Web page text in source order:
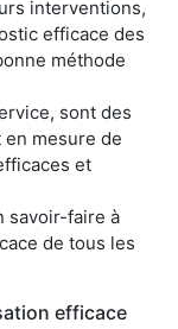
interventions,
efficace des
méthode
sont des
mesure de
et
savoir-faire à
de tous les
efficace